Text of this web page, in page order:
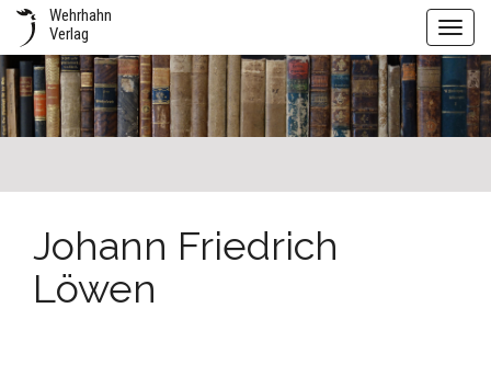
Wehrhahn
Verlag
Johann Friedrich
Löwen